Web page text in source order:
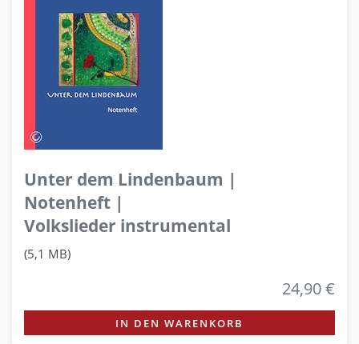
Unter dem Lindenbaum |
Notenheft |
Volkslieder instrumental
(5,1 MB)
24,90 €
IN DEN WARENKORB